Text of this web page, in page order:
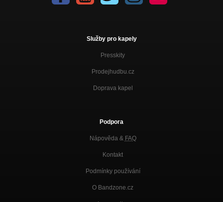
Služby pro kapely
Presskity
Prodejhudbu.cz
Doprava kapel
Podpora
Nápověda & FAQ
Kontakt
Podmínky používání
O Bandzone.cz